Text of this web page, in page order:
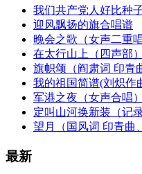
我们共产党人好比种
迎风飘扬的旗合唱谱
晚会之歌（女声二重
在太行山上（四声部
旗帜颂（阎肃词 印青
我的祖国简谱(刘炽作
军港之夜（女声合唱
定叫山河换新装（记
望月（国风词 印青曲
最新